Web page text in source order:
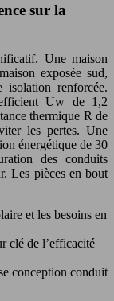
sur la
Une maison
exposée sud,
isolation renforcée.
Uw de 1,2
thermique R de
les pertes. Une
énergétique de 30
des conduits
Les pièces en bout
et les besoins en
clé de l’efficacité
conception conduit